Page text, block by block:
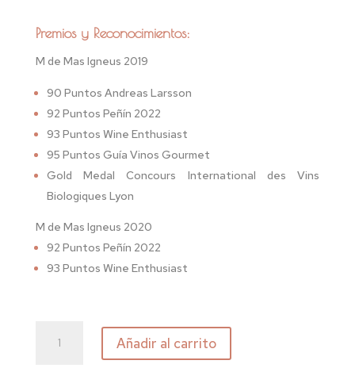
Premios y Reconocimientos:
M de Mas Igneus 2019
90 Puntos Andreas Larsson
92 Puntos Peñín 2022
93 Puntos Wine Enthusiast
95 Puntos Guía Vinos Gourmet
Gold Medal Concours International des Vins
Biologiques Lyon
M de Mas Igneus 2020
92 Puntos Peñín 2022
93 Puntos Wine Enthusiast
Añadir al carrito